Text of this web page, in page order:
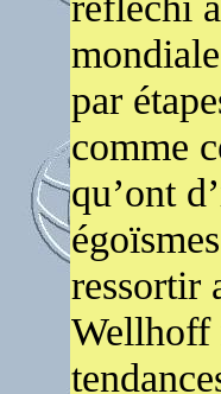
par
comme
qu’ont
ressortir
Wellhoff